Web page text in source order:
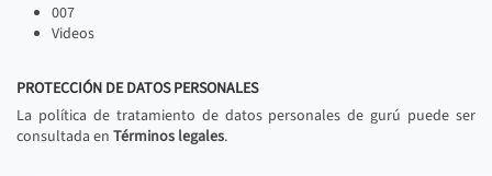
007
Videos
PROTECCIÓN DE DATOS PERSONALES
La política de tratamiento de datos personales de gurú puede ser
consultada en Términos legales.